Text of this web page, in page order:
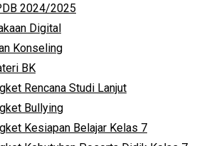
2024/2025
Digital
Konseling
BK
Rencana Studi Lanjut
Bullying
Kesiapan Belajar Kelas 7